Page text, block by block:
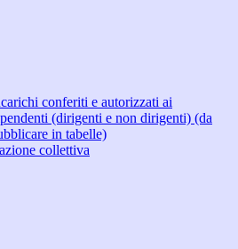
conferiti e autorizzati ai
(dirigenti e non dirigenti) (da
in tabelle)
collettiva